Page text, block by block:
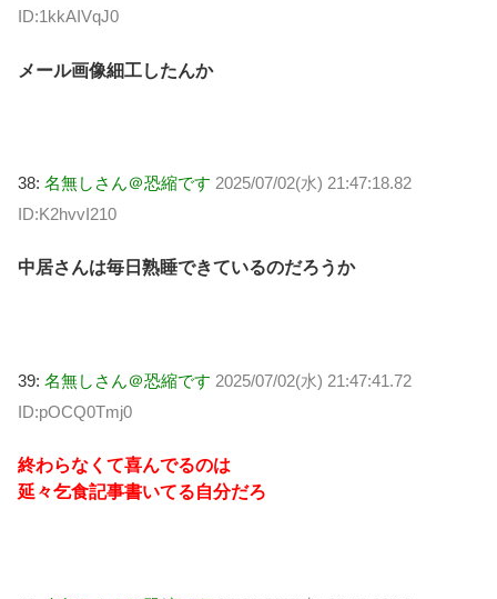
ID:1kkAIVqJ0
メール画像細工したんか
38: 名無しさん＠恐縮です 2025/07/02(水) 21:47:18.82
ID:K2hvvI210
中居さんは毎日熟睡できているのだろうか
39: 名無しさん＠恐縮です 2025/07/02(水) 21:47:41.72
ID:pOCQ0Tmj0
終わらなくて喜んでるのは
延々乞食記事書いてる自分だろ